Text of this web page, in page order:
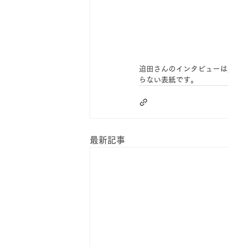
迫田さんのインタビューは
らない表紙です。
最新記事